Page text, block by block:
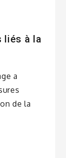
liés à la
a
de la